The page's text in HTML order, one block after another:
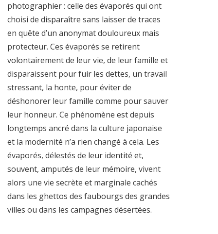
photographier : celle des évaporés qui ont
choisi de disparaître sans laisser de traces
en quête d’un anonymat douloureux mais
protecteur. Ces évaporés se retirent
volontairement de leur vie, de leur famille et
disparaissent pour fuir les dettes, un travail
stressant, la honte, pour éviter de
déshonorer leur famille comme pour sauver
leur honneur. Ce phénomène est depuis
longtemps ancré dans la culture japonaise
et la modernité n’a rien changé à cela. Les
évaporés, délestés de leur identité et,
souvent, amputés de leur mémoire, vivent
alors une vie secrète et marginale cachés
dans les ghettos des faubourgs des grandes
villes ou dans les campagnes désertées.